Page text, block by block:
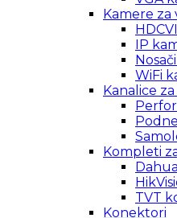
Kamere za
IP
WiFi
Kanalice
Kompleti
TVT
Konektori